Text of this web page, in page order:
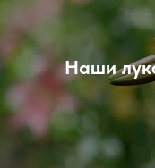
Наши